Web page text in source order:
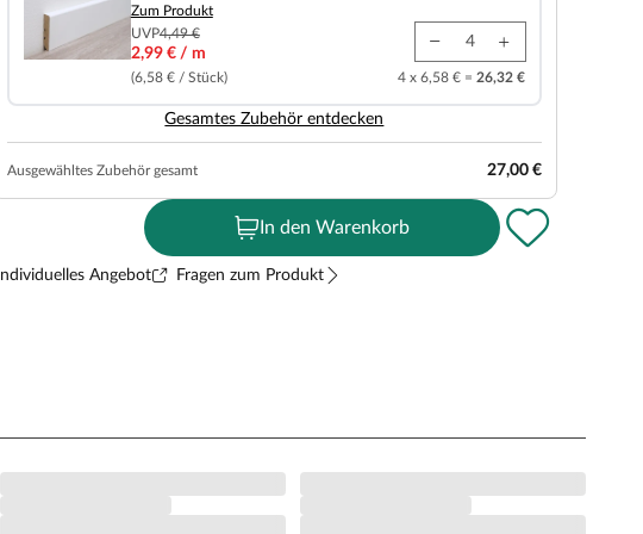
Zum Produkt
UVP4,49 €
2,99 € / m
(6,58 € / Stück) 4 x 6,58 € = 26,32 €
Gesamtes Zubehör entdecken
Ausgewähltes Zubehör gesamt 27,00 €
In den Warenkorb
Individuelles Angebot Fragen zum Produkt